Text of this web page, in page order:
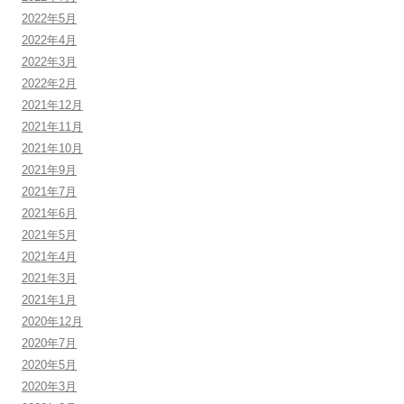
2022年5月
2022年4月
2022年3月
2022年2月
2021年12月
2021年11月
2021年10月
2021年9月
2021年7月
2021年6月
2021年5月
2021年4月
2021年3月
2021年1月
2020年12月
2020年7月
2020年5月
2020年3月